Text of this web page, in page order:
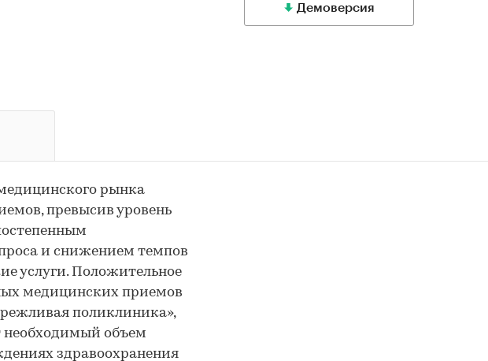
Демоверсия
рынка
превысив уровень
и снижением темпов
услуги. Положительное
медицинских приемов
поликлиника»,
необходимый объем
здравоохранения